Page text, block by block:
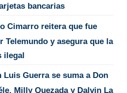
bancarias
Cimarro reitera que fue
Telemundo y asegura que la
ilegal
Luis Guerra se suma a Don
Milly Quezada y Dalvin La